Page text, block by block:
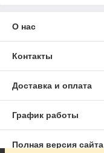
О нас
Контакты
Доставка и оплата
График работы
Полная версия сайта